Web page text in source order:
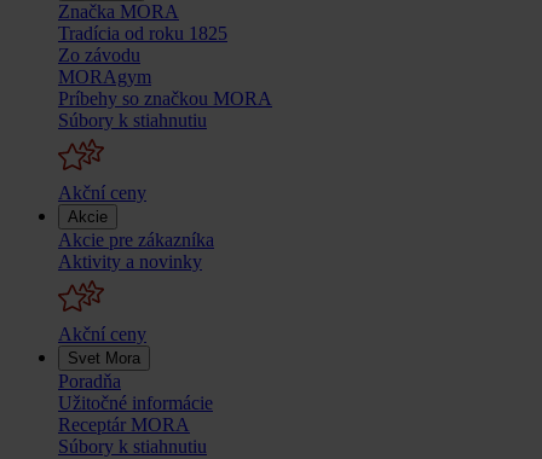
Značka MORA
Tradícia od roku 1825
Zo závodu
MORAgym
Príbehy so značkou MORA
Súbory k stiahnutiu
Akční ceny
Akcie
Akcie pre zákazníka
Aktivity a novinky
Akční ceny
Svet Mora
Poradňa
Užitočné informácie
Receptár MORA
Súbory k stiahnutiu